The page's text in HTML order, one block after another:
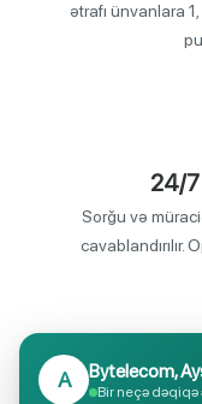
ətrafı ünvanlara
24/
Sorğu və
cavablandırılır.
A Bytelecom,
Bir neçə dəqiqə